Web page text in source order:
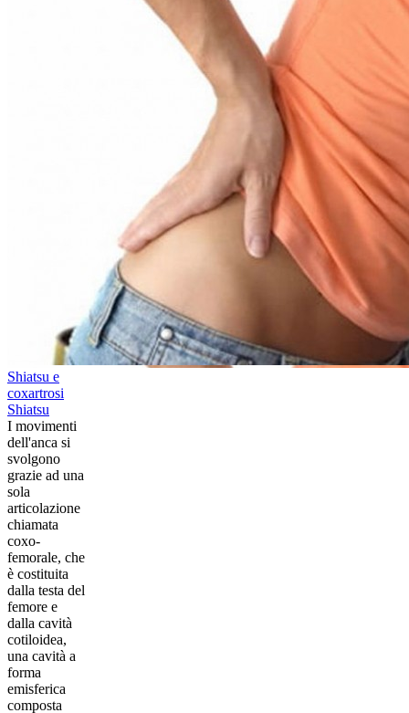
Shiatsu e
coxartrosi
Shiatsu
​I movimenti
dell'anca si
svolgono
grazie ad una
sola
articolazione
chiamata
coxo-
femorale, che
è costituita
dalla testa del
femore e
dalla cavità
cotiloidea,
una cavità a
forma
emisferica
composta